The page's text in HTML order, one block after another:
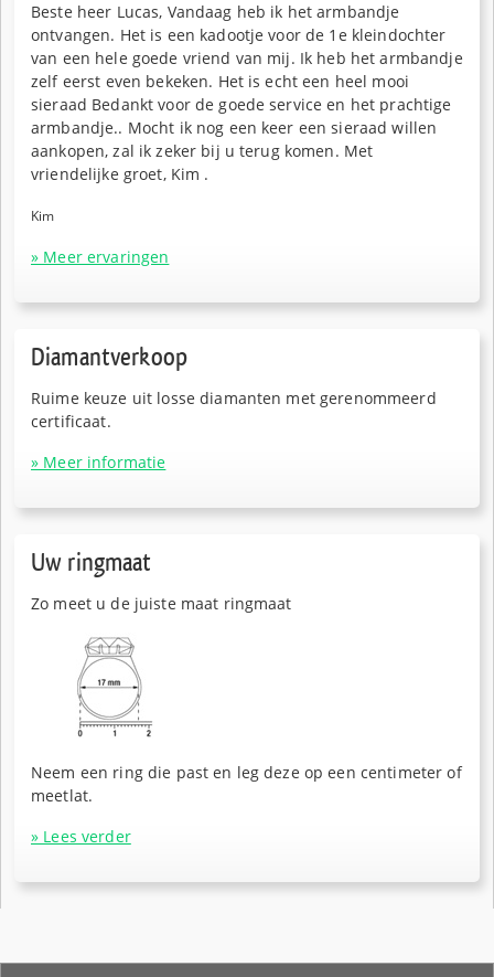
Beste heer Lucas, Vandaag heb ik het armbandje
ontvangen. Het is een kadootje voor de 1e kleindochter
van een hele goede vriend van mij. Ik heb het armbandje
zelf eerst even bekeken. Het is echt een heel mooi
sieraad Bedankt voor de goede service en het prachtige
armbandje.. Mocht ik nog een keer een sieraad willen
aankopen, zal ik zeker bij u terug komen. Met
vriendelijke groet, Kim .
Kim
» Meer ervaringen
Diamantverkoop
Ruime keuze uit losse diamanten met gerenommeerd
certificaat.
» Meer informatie
Uw ringmaat
Zo meet u de juiste maat ringmaat
Neem een ring die past en leg deze op een centimeter of
meetlat.
» Lees verder